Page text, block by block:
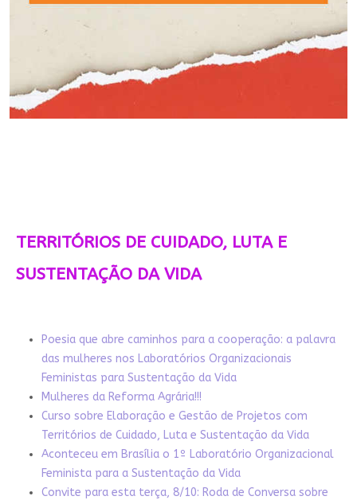
TERRITÓRIOS DE CUIDADO, LUTA E
SUSTENTAÇÃO DA VIDA
Poesia que abre caminhos para a cooperação: a palavra
das mulheres nos Laboratórios Organizacionais
Feministas para Sustentação da Vida
Mulheres da Reforma Agrária!!!
Curso sobre Elaboração e Gestão de Projetos com
Territórios de Cuidado, Luta e Sustentação da Vida
Aconteceu em Brasília o 1º Laboratório Organizacional
Feminista para a Sustentação da Vida
Convite para esta terça, 8/10: Roda de Conversa sobre